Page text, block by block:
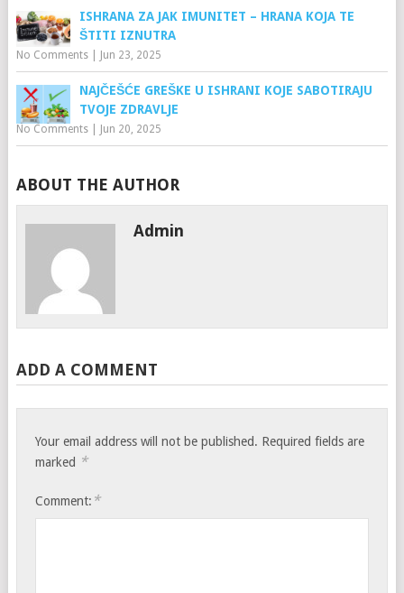
ISHRANA ZA JAK IMUNITET – HRANA KOJA TE
ŠTITI IZNUTRA
No Comments| Jun 23, 2025
NAJČEŠĆE GREŠKE U ISHRANI KOJE SABOTIRAJU
TVOJE ZDRAVLJE
No Comments| Jun 20, 2025
ABOUT THE AUTHOR
Admin
ADD A COMMENT
Your email address will not be published. Required fields are
marked *
Comment: *